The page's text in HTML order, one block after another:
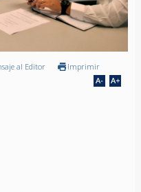
al Editor Imprimir